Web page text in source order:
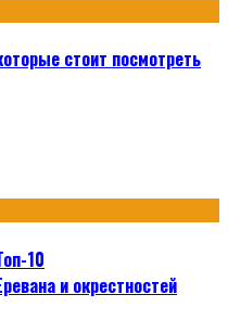
стоит посмотреть
10
и окрестностей